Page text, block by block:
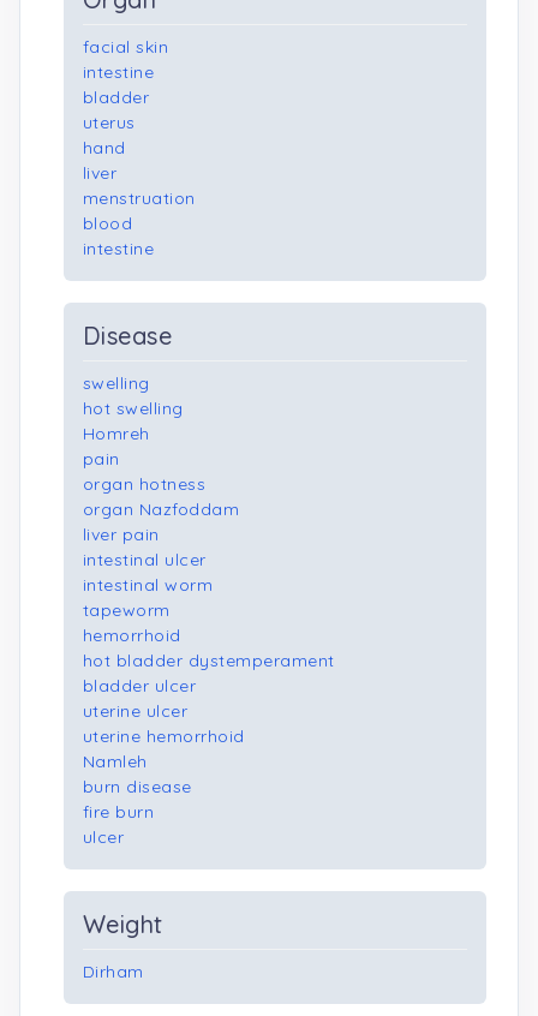
facial skin
intestine
bladder
uterus
hand
liver
menstruation
blood
intestine
Disease
swelling
hot swelling
Homreh
pain
organ hotness
organ Nazfoddam
liver pain
intestinal ulcer
intestinal worm
tapeworm
hemorrhoid
hot bladder dystemperament
bladder ulcer
uterine ulcer
uterine hemorrhoid
Namleh
burn disease
fire burn
ulcer
Weight
Dirham